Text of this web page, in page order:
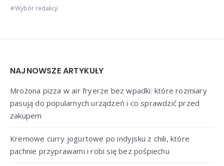
Wybór redakcji
Widgets
NAJNOWSZE ARTYKUŁY
Mrożona pizza w air fryerze bez wpadki: które rozmiary
pasują do popularnych urządzeń i co sprawdzić przed
zakupem
Kremowe curry jogurtowe po indyjsku z chili, które
pachnie przyprawami i robi się bez pośpiechu